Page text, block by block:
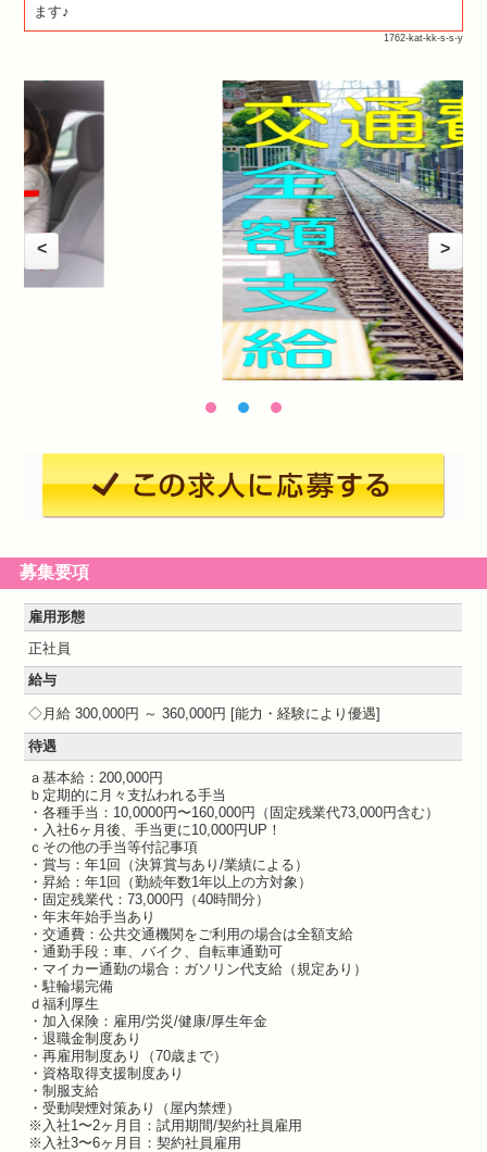
ます♪
1762-kat-kk-s-s-y
< >
募集要項
雇用形態
正社員
給与
月給 300,000円 ～ 360,000円
能力・経験により優遇
待遇
ａ基本給：200,000円
ｂ定期的に月々支払われる手当
・各種手当：10,0000円〜160,000円（固定残業代73,000円含む）
・入社6ヶ月後、手当更に10,000円UP！
ｃその他の手当等付記事項
・賞与：年1回（決算賞与あり/業績による）
・昇給：年1回（勤続年数1年以上の方対象）
・固定残業代：73,000円（40時間分）
・年末年始手当あり
・交通費：公共交通機関をご利用の場合は全額支給
・通勤手段：車、バイク、自転車通勤可
・マイカー通勤の場合：ガソリン代支給（規定あり）
・駐輪場完備
ｄ福利厚生
・加入保険：雇用/労災/健康/厚生年金
・退職金制度あり
・再雇用制度あり（70歳まで）
・資格取得支援制度あり
・制服支給
・受動喫煙対策あり（屋内禁煙）
※入社1〜2ヶ月目：試用期間/契約社員雇用
※入社3〜6ヶ月目：契約社員雇用